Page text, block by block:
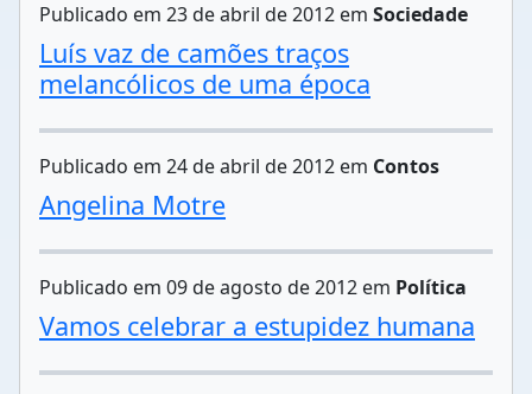
Publicado em 23 de abril de 2012 em Sociedade
Luís vaz de camões traços
melancólicos de uma época
Publicado em 24 de abril de 2012 em Contos
Angelina Motre
Publicado em 09 de agosto de 2012 em Política
Vamos celebrar a estupidez humana